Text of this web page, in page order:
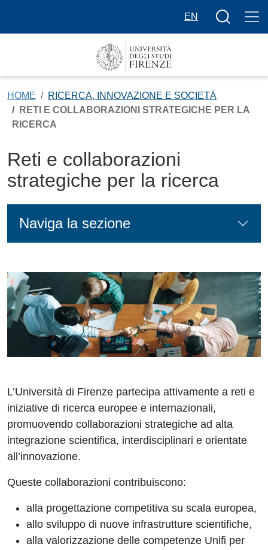
EN
Bottone
HOME
RICERCA, INNOVAZIONE E SOCIETÀ
RETI E COLLABORAZIONI STRATEGICHE PER LA
RICERCA
Reti e collaborazioni
strategiche per la ricerca
L’Università di Firenze partecipa attivamente a reti e
iniziative di ricerca europee e internazionali,
promuovendo collaborazioni strategiche ad alta
integrazione scientifica, interdisciplinari e orientate
all’innovazione.
Queste collaborazioni contribuiscono:
alla progettazione competitiva su scala europea,
allo sviluppo di nuove infrastrutture scientifiche,
alla valorizzazione delle competenze Unifi per
Naviga la sezione